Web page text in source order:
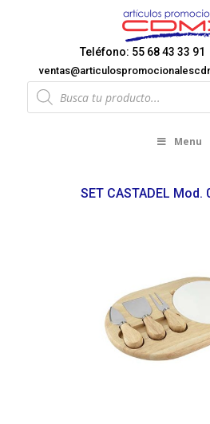
Teléfono: 55 68 43 33 91
Products
search
Menu
SET CASTADEL Mod.